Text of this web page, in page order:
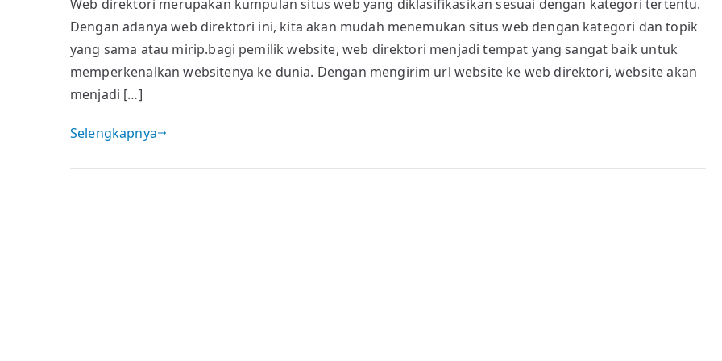
direktori
untuk
backlink
berkualitas
Web direktori merupakan kumpulan situs web yang diklasifikasikan sesuai dengan kategori tertentu.
Dengan adanya web direktori ini, kita akan mudah menemukan situs web dengan kategori dan topik
yang sama atau mirip.bagi pemilik website, web direktori menjadi tempat yang sangat baik untuk
memperkenalkan websitenya ke dunia. Dengan mengirim url website ke web direktori, website akan
menjadi […]
Selengkapnya